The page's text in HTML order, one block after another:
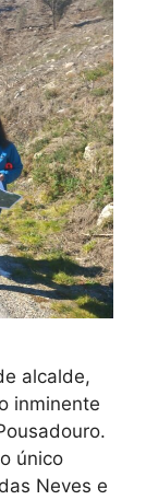
alcalde,
inminente
único
Neves e